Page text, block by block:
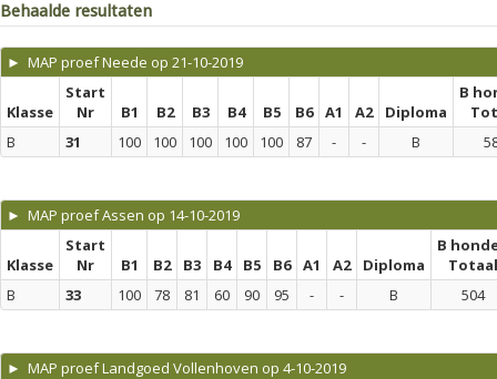
Behaalde resultaten
► MAP proef Neede op 21-10-2019
Klasse
Start
Nr
B1 B2 B3 B4 B5 B6 A1 A2 Diploma
B
B
31 100 100 100 100 100 87 - - B
► MAP proef Assen op 14-10-2019
Klasse
Start
Nr
B1 B2 B3 B4 B5 B6 A1 A2 Diploma
B
Totaal
B
33 100 78 81 60 90 95 - - B 504
► MAP proef Landgoed Vollenhoven op 4-10-2019